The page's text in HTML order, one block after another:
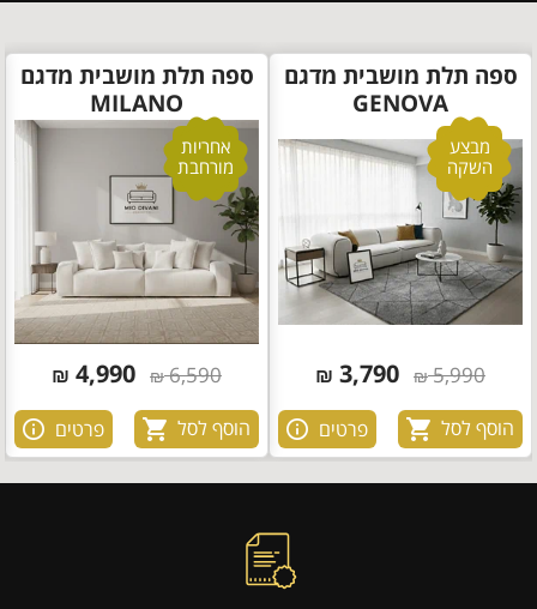
ספה תלת מושבית מדגם
GENOVA
מבצע
השקה
5,990
₪
3,790
₪
הוסף לסל פרטים
ספה תלת מושבית מדגם
MILANO
אחריות
מורחבת
6,590
₪
4,990
₪
הוסף לסל פרטים